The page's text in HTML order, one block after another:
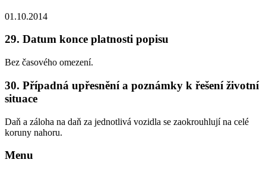
01.10.2014
29. Datum konce platnosti popisu
Bez časového omezení.
30. Případná upřesnění a poznámky k řešení životní
situace
Daň a záloha na daň za jednotlivá vozidla se zaokrouhlují na celé
koruny nahoru.
Menu